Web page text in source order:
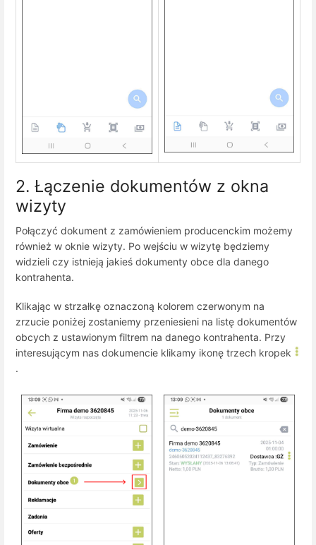
2. Łączenie dokumentów z okna
wizyty
Połączyć dokument z zamówieniem producenckim możemy
również w oknie wizyty. Po wejściu w wizytę będziemy
widzieli czy istnieją jakieś dokumenty obce dla danego
kontrahenta.
Klikając w strzałkę oznaczoną kolorem czerwonym na
zrzucie poniżej zostaniemy przeniesieni na listę dokumentów
obcych z ustawionym filtrem na danego kontrahenta. Przy
interesującym nas dokumencie klikamy ikonę trzech kropek
.